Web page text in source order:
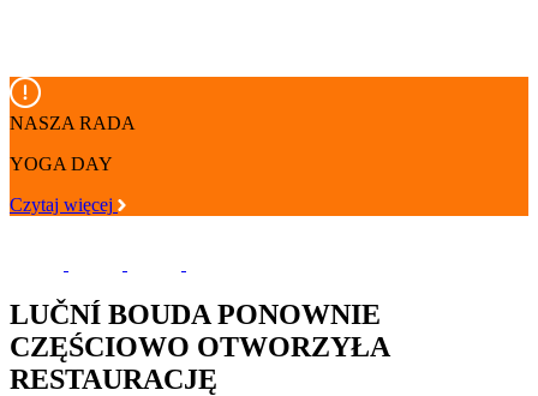
NASZA RADA
YOGA DAY
Czytaj więcej
LUČNÍ BOUDA PONOWNIE
CZĘŚCIOWO OTWORZYŁA
RESTAURACJĘ